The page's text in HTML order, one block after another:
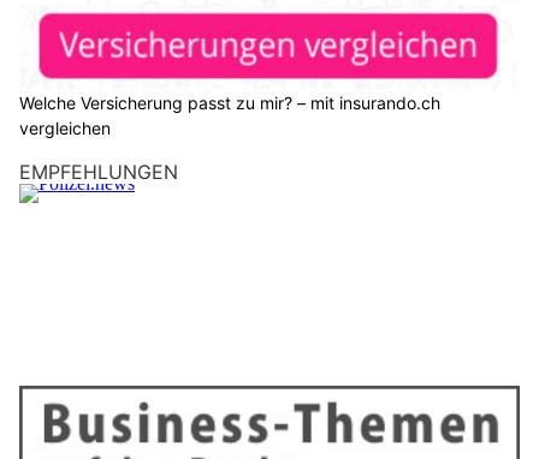
Welche Versicherung passt zu mir? – mit insurando.ch vergleichen
Zuverlässige Gebäudesanierung in der Schweiz – JGP Group GmbH
Schweiz: Neue Swisscard-Phishing-Welle im
Umlauf – Betrüger fordern Daten über QR-Code
aktualisieren.
Weiterlesen